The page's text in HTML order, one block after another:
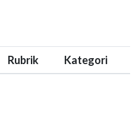
Rubrik Kategori